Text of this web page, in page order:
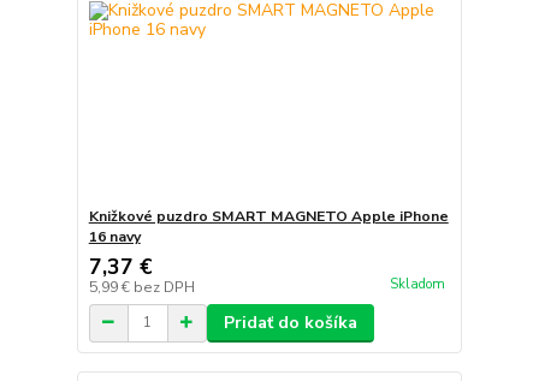
Knižkové puzdro SMART MAGNETO Apple iPhone
16 navy
7,37 €
5,99 € bez DPH Skladom
Pridať do košíka